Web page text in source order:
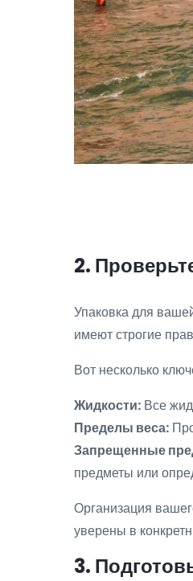
2.
Упаковка для
имеют строгие
Вот несколько
Жидкости: Все
Пределы веса:
Запрещенные
предметы или
Организация
уверены в
3.